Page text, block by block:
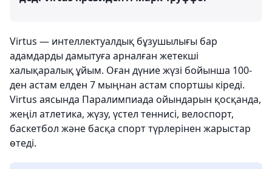
Virtus — интеллектуалдық бұзушылығы бар
адамдарды дамытуға арналған жетекші
халықаралық ұйым. Оған дүние жүзі бойынша 100-
ден астам елден 7 мыңнан астам спортшы кіреді.
Virtus аясында Паралимпиада ойындарын қосқанда,
жеңіл атлетика, жүзу, үстел теннисі, велоспорт,
баскетбол және басқа спорт түрлерінен жарыстар
өтеді.